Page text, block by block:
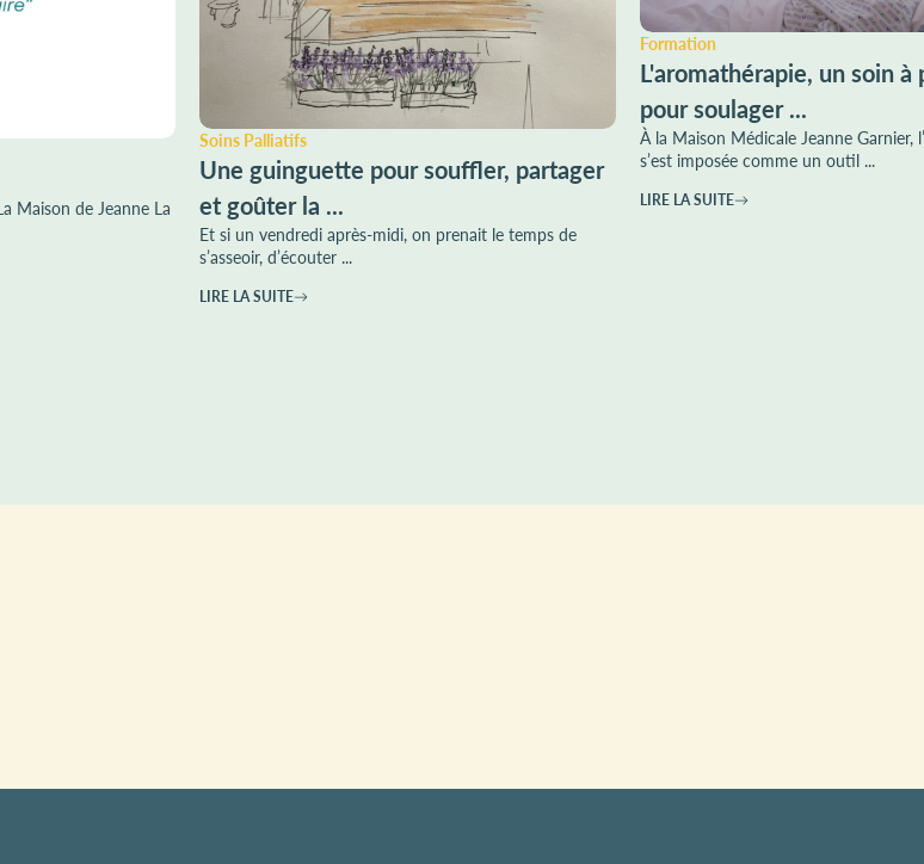
Maison de Jeanne La
Soins Palliatifs
Une guinguette pour souffler, partager
et goûter la ...
Et si un vendredi après-midi, on prenait le temps de
s’asseoir, d’écouter ...
LIRE LA SUITE
Formation
L'aromathérapie, un soin
pour soulager ...
À la Maison Médicale Jeanne Garnier,
s’est imposée comme un outil ...
LIRE LA SUITE